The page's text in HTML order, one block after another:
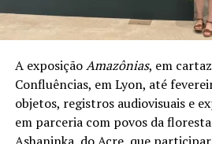
A exposiçãoAmazônias, em
Confluências, em Lyon, até
objetos, registros audiovisuais e
em parceria com povos da